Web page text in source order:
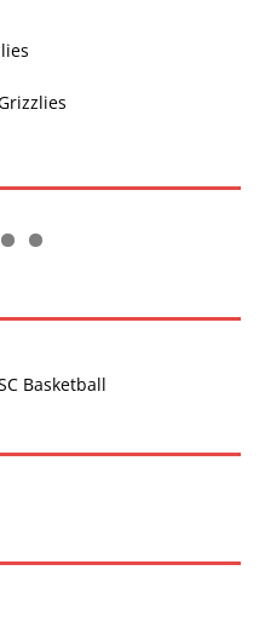
Basketball